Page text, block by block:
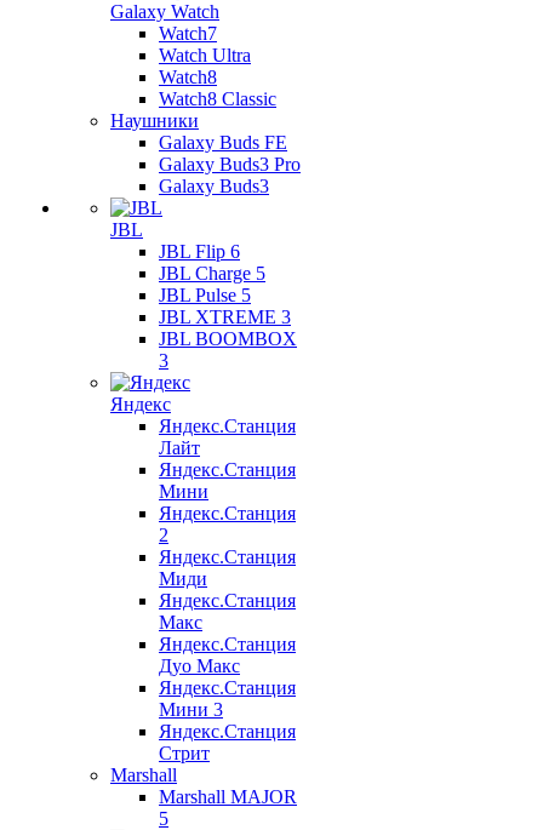
Galaxy Watch
Watch7
Watch Ultra
Watch8
Watch8 Classic
Наушники
Galaxy Buds FE
Galaxy Buds3 Pro
Galaxy Buds3
JBL
JBL Flip 6
JBL Charge 5
JBL Pulse 5
JBL XTREME 3
JBL BOOMBOX
3
Яндекс
Яндекс.Станция
Лайт
Яндекс.Станция
Мини
Яндекс.Станция
2
Яндекс.Станция
Миди
Яндекс.Станция
Макс
Яндекс.Станция
Дуо Макс
Яндекс.Станция
Мини 3
Яндекс.Станция
Стрит
Marshall
Marshall MAJOR
5